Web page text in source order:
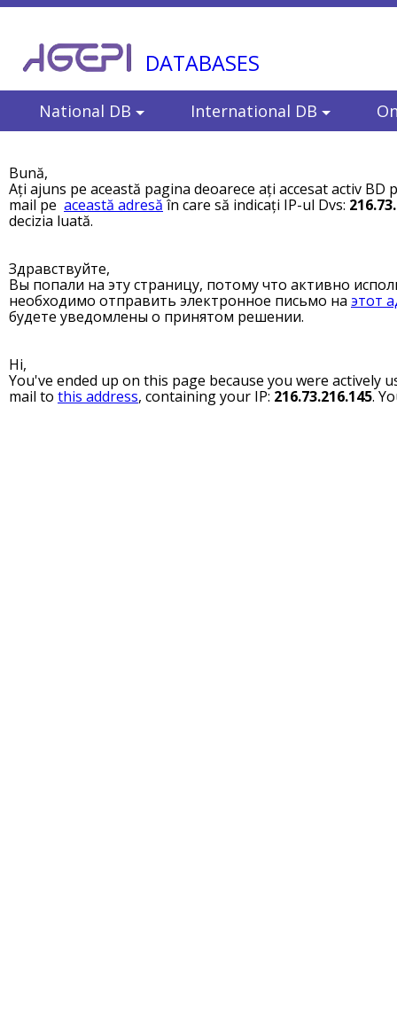
DATABASES
National DB International DB
Bună,
Ați ajuns pe această pagina deoarece ați accesat activ
mail pe această adresă în care să indicați IP-ul Dvs:
decizia luată.
Здравствуйте,
Вы попали на эту страницу, потому что активно
необходимо отправить электронное письмо на этот
будете уведомлены о принятом решении.
Hi,
You've ended up on this page because you were actively
mail to this address, containing your IP: 216.73.216.145.